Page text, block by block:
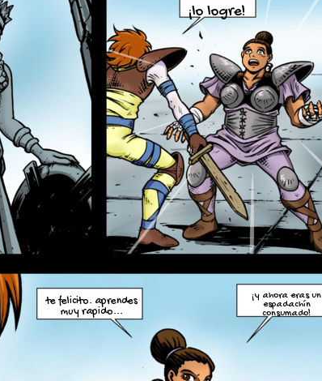
¡lo logre!
te felicito. aprendes
muy rapido...
¡y ahora eras un
espadachín
consumado!